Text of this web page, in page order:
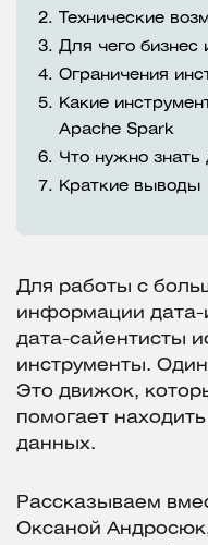
2.
Технические
3. Для чего бизнес
4. Ограничения
5.
Какие
Apache Spark
6. Что нужно
7.
Краткие выводы
Для работы с
информации
дата-сайентисты
инструменты.
Это движок,
помогает
данных.
Рассказываем
Оксаной